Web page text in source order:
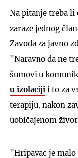
Na pitanje treba li
zaraze jednog
Zavoda za javno
"Naravno da ne
šumovi u
u izolaciji i to za
terapiju, nakon
uobičajenom
"Hripavac je malo